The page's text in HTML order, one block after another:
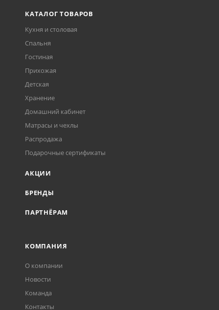
КАТАЛОГ ТОВАРОВ
Кухня и столовая
Спальня
Гостиная
Прихожая
Детская
Хранение
Домашний кабинет
Матрасы и чехлы
Распродажа
Подарочные сертификаты
АКЦИИ
БРЕНДЫ
ПАРТНЁРАМ
КОМПАНИЯ
О компании
Новости
Команда
Контакты